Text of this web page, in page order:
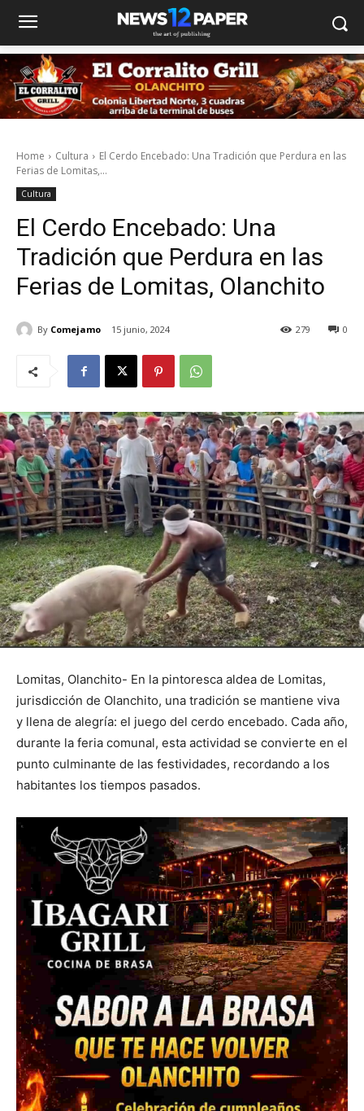
Home Cultura
El Cerdo Encebado: Una Tradición que Perdura en las
Ferias de Lomitas,...
Cultura
El Cerdo Encebado: Una
Tradición que Perdura en las
Ferias de Lomitas, Olanchito
By Comejamo 15 junio, 2024 0
279
Lomitas, Olanchito- En la pintoresca aldea de Lomitas,
jurisdicción de Olanchito, una tradición se mantiene viva
y llena de alegría: el juego del cerdo encebado. Cada año,
durante la feria comunal, esta actividad se convierte en el
punto culminante de las festividades, recordando a los
habitantes los tiempos pasados.